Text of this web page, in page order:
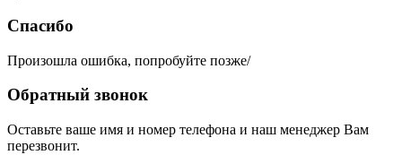
Спасибо
Произошла ошибка, попробуйте позже/
Обратный звонок
Оставьте ваше имя и номер телефона и наш менеджер Вам
перезвонит.